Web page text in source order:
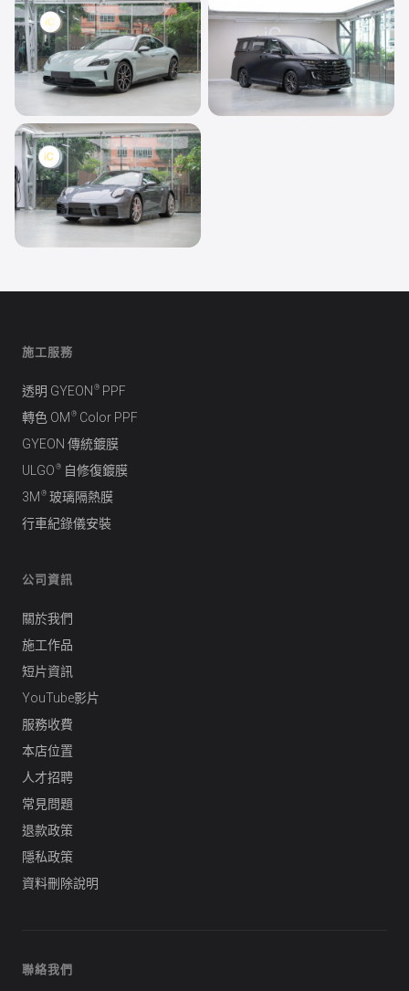
透明 PPF
Porsche Taycan
Porsche 911
施工服務
透明 GYEON ® PPF
轉色 OM ® Color PPF
GYEON 傳統鍍膜
ULGO ® 自修復鍍膜
3M ® 玻璃隔熱膜
行車紀錄儀安裝
公司資訊
關於我們
施工作品
短片資訊
YouTube影片
服務收費
本店位置
人才招聘
常見問題
退款政策
隱私政策
資料刪除說明
聯絡我們